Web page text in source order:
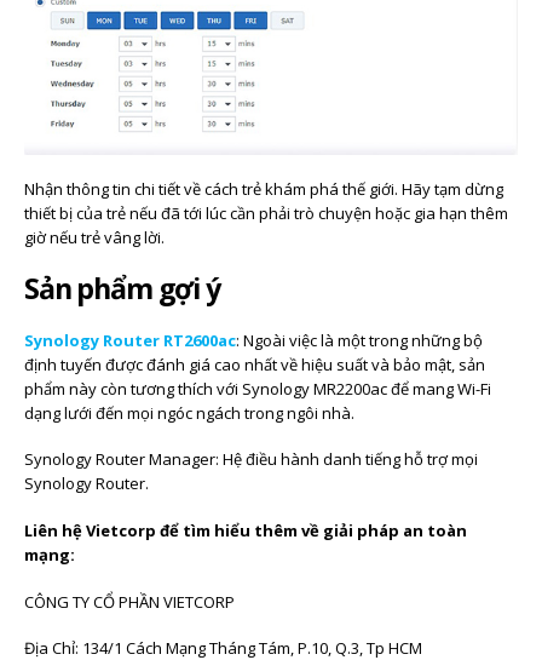
Nhận thông tin chi tiết về cách trẻ khám phá thế giới. Hãy tạm dừng
thiết bị của trẻ nếu đã tới lúc cần phải trò chuyện hoặc gia hạn thêm
giờ nếu trẻ vâng lời.
Sản phẩm gợi ý
Synology Router RT2600ac: Ngoài việc là một trong những bộ
định tuyến được đánh giá cao nhất về hiệu suất và bảo mật, sản
phẩm này còn tương thích với Synology MR2200ac để mang Wi-Fi
dạng lưới đến mọi ngóc ngách trong ngôi nhà.
Synology Router Manager: Hệ điều hành danh tiếng hỗ trợ mọi
Synology Router.
Liên hệ Vietcorp để tìm hiểu thêm về giải pháp an toàn
mạng:
CÔNG TY CỔ PHẦN VIETCORP
Địa Chỉ: 134/1 Cách Mạng Tháng Tám, P.10, Q.3, Tp HCM